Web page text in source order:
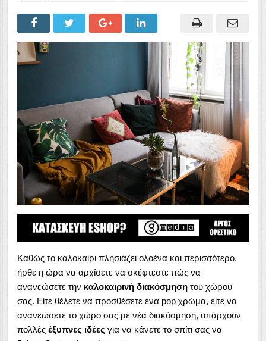
Καθώς το καλοκαίρι πλησιάζει ολοένα και περισσότερο,
ήρθε η ώρα να αρχίσετε να σκέφτεστε πώς να
ανανεώσετε την καλοκαιρινή διακόσμηση του χώρου
σας. Είτε θέλετε να προσθέσετε ένα pop χρώμα, είτε να
ανανεώσετε το χώρο σας με νέα διακόσμηση, υπάρχουν
πολλές έξυπνες ιδέες για να κάνετε το σπίτι σας να